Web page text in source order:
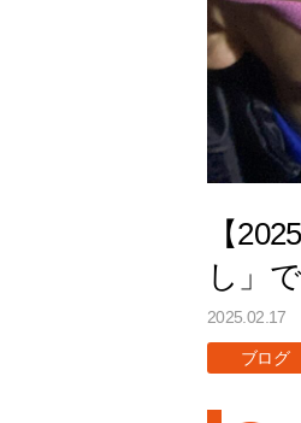
【
し」
2025.02.17
ブログ